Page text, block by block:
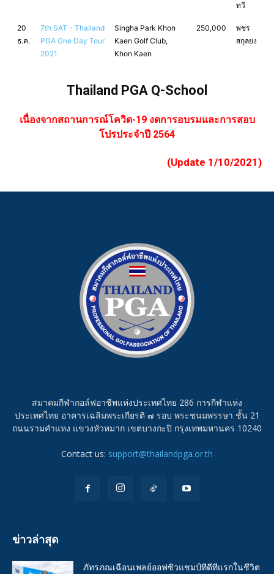
ทวี
20
ธ.ค.
7th SAT - Thailand
PGA One Day Tour
2021
Singha Park Khon
Kaen Golf Club,
Khon Kaen
250,000
พชร
สกุลยง
Thailand PGA Q-School
เนื่องจากสถานการณ์โควิด-19 งดการอบรมและการสอบ
โปรประจำปี 2564
(Update 1/10/2021)
สมาคมกีฬากอล์ฟอาชีพแห่งประเทศไทย 286 การกีฬาแห่ง
ประเทศไทย อาคารเฉลิมพระเกียรติ ๗ รอบ พระชนมพรรษา ชั้น 21
ถนนรามคำแหง แขวงหัวหมาก เขตบางกะปิ กรุงเทพมหานคร 10240
Contact us: support@thailandpga.or.th
ข่าวล่าสุด
ภัทรภณเฉือนเพลย์ออฟซิวแชมป์ทีดีทีแรกในชีวิต